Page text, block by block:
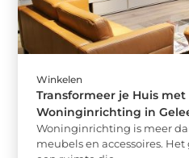
Winkelen
Transformeer je Huis
Woninginrichting in
Woninginrichting is meer
meubels en accessoires.